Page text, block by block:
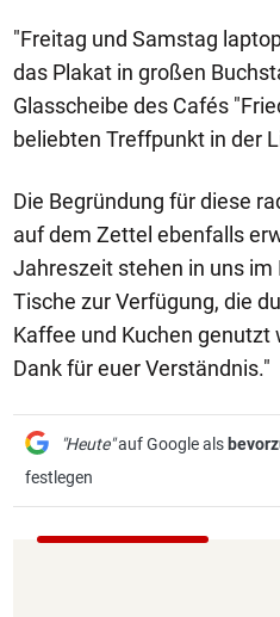
"Freitag und Samstag
das Plakat in großen
Glasscheibe des Cafés
beliebten Treffpunkt in der
Die Begründung für diese
auf dem Zettel ebenfalls
Jahreszeit stehen in uns
Tische zur Verfügung, die
Kaffee und Kuchen genutzt
Dank für euer Verständnis."
"Heute"auf Google als
festlegen